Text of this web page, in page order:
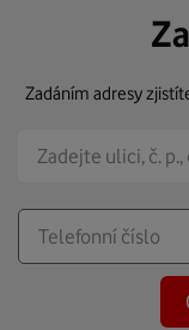
Zadáním adresy